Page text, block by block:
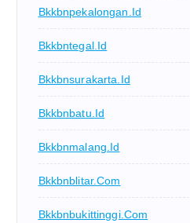
Bkkbnpekalongan.id
Bkkbntegal.id
Bkkbnsurakarta.id
Bkkbnbatu.id
Bkkbnmalang.id
Bkkbnblitar.com
Bkkbnbukittinggi.com